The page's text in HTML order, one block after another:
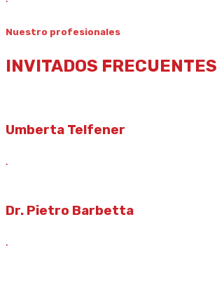
Nuestro profesionales
INVITADOS FRECUENTES
Umberta Telfener
.
Dr. Pietro Barbetta
.